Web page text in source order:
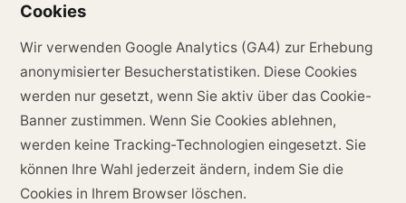
Cookies
Wir verwenden Google Analytics (GA4) zur Erhebung
anonymisierter Besucherstatistiken. Diese Cookies
werden nur gesetzt, wenn Sie aktiv über das Cookie-
Banner zustimmen. Wenn Sie Cookies ablehnen,
werden keine Tracking-Technologien eingesetzt. Sie
können Ihre Wahl jederzeit ändern, indem Sie die
Cookies in Ihrem Browser löschen.